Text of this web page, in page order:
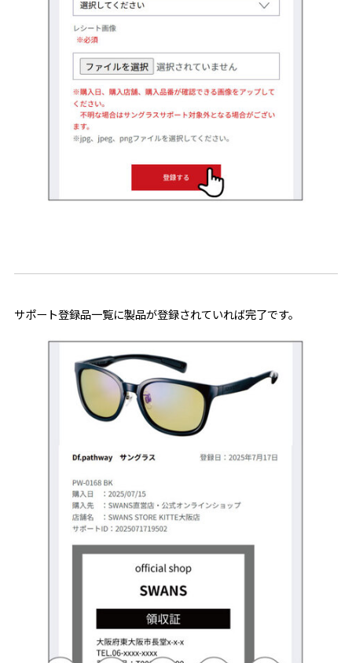
サポート登録品一覧に製品が登録されていれば完了です。